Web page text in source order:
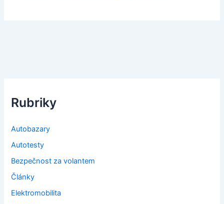
Rubriky
Autobazary
Autotesty
Bezpečnost za volantem
Články
Elektromobilita